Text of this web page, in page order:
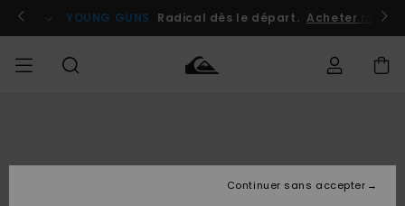
l'information
le
Se connecter / s'inscrire
YOUNG GUNS Radical dès le départ. Acheter
Continuer sans accepter